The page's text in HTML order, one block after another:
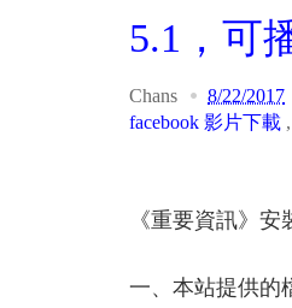
5.1，可
Chans 8/22/2017
facebook 影片下載 ,
《重要資訊》安
一、本站提供的